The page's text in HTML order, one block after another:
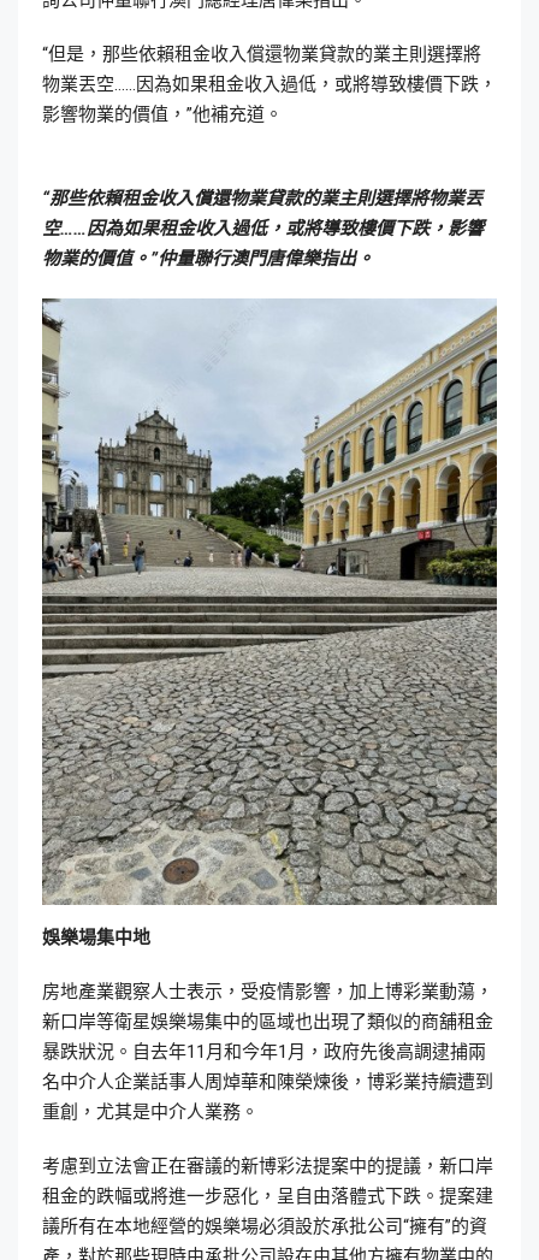
“但是，那些依賴租金收入償還物業貸款的業主則選擇將
物業丟空……因為如果租金收入過低，或將導致樓價下跌，
影響物業的價值，”他補充道。
“那些依賴租金收入償還物業貸款的業主則選擇將物業丟
空……因為如果租金收入過低，或將導致樓價下跌，影響
物業的價值。”仲量聯行澳門唐偉樂指出。
娛樂場集中地
房地產業觀察人士表示，受疫情影響，加上博彩業動蕩，
新口岸等衛星娛樂場集中的區域也出現了類似的商舖租金
暴跌狀況。自去年11月和今年1月，政府先後高調逮捕兩
名中介人企業話事人周焯華和陳榮煉後，博彩業持續遭到
重創，尤其是中介人業務。
考慮到立法會正在審議的新博彩法提案中的提議，新口岸
租金的跌幅或將進一步惡化，呈自由落體式下跌。提案建
議所有在本地經營的娛樂場必須設於承批公司“擁有”的資